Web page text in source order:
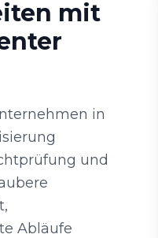
mit
in
und
Abläufe